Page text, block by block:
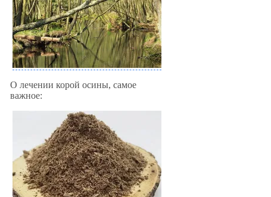
О лечении корой осины, самое
важное: